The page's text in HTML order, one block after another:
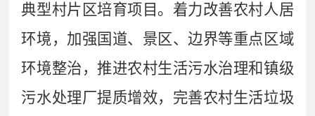
典型村片区培育项目。着力改善农村人居
环境，加强国道、景区、边界等重点区域
环境整治，推进农村生活污水治理和镇级
污水处理厂提质增效，完善农村生活垃圾